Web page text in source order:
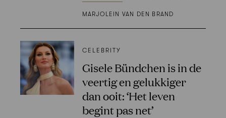
MARJOLEIN VAN DEN BRAND
CELEBRITY
Gisele Bündchen is in de
veertig en gelukkiger
dan ooit: ‘Het leven
begint pas net’